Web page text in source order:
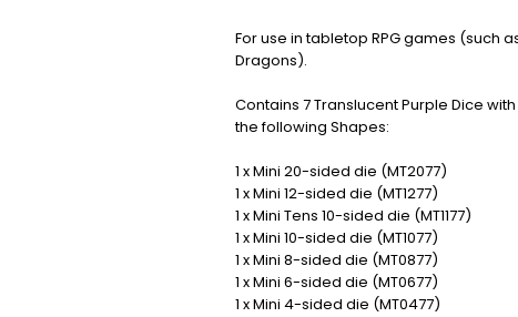
For use in tabletop RPG games (such
Dragons).
Contains 7 Translucent Purple Dice
the following Shapes:
1 x Mini 20-sided die (MT2077)
1 x Mini 12-sided die (MT1277)
1 x Mini Tens 10-sided die (MT1177)
1 x Mini 10-sided die (MT1077)
1 x Mini 8-sided die (MT0877)
1 x Mini 6-sided die (MT0677)
1 x Mini 4-sided die (MT0477)